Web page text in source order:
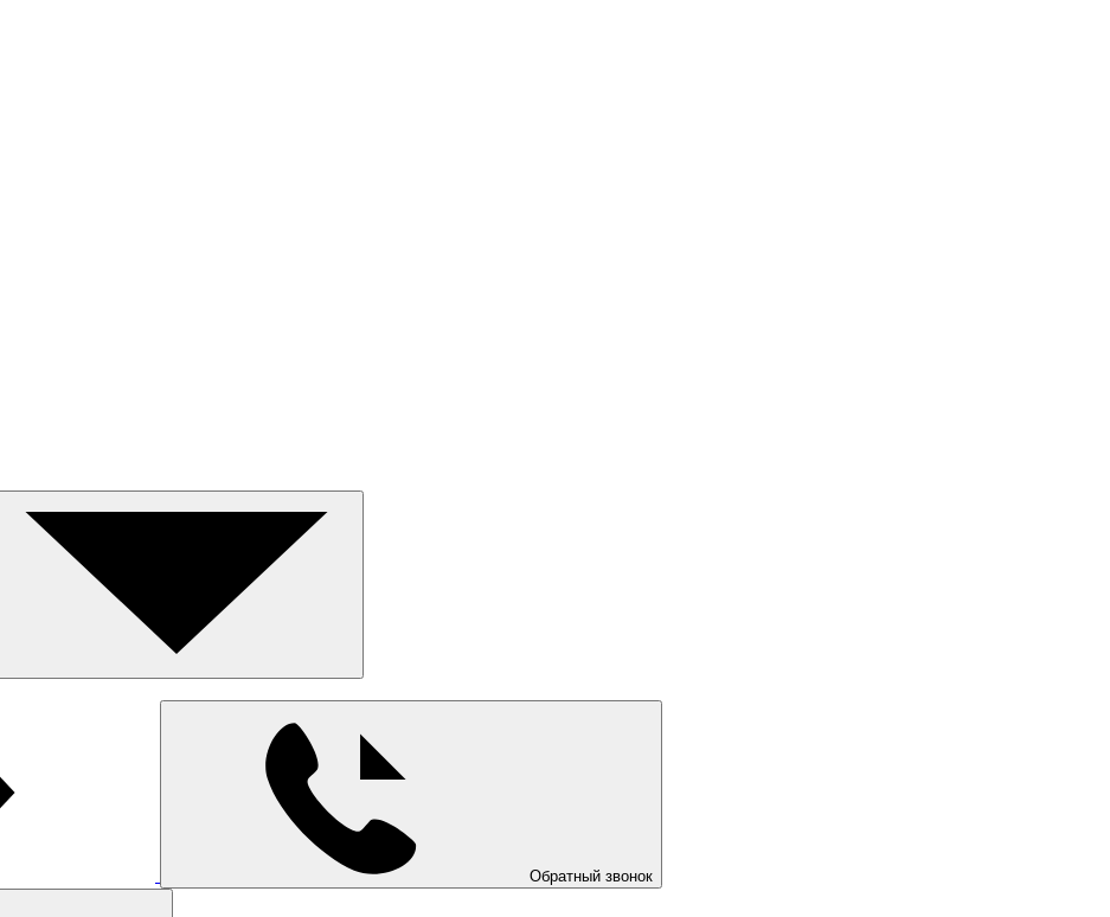
Обратный звонок